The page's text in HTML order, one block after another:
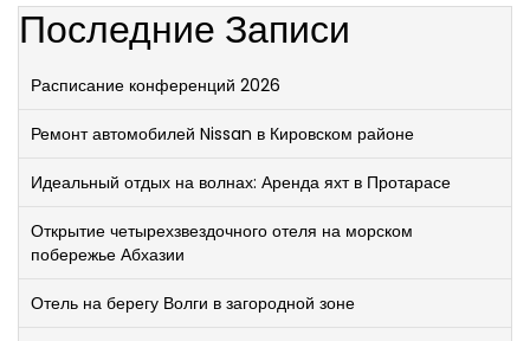
Последние Записи
Расписание конференций 2026
Ремонт автомобилей Nissan в Кировском районе
Идеальный отдых на волнах: Аренда яхт в Протарасе
Открытие четырехзвездочного отеля на морском
побережье Абхазии
Отель на берегу Волги в загородной зоне